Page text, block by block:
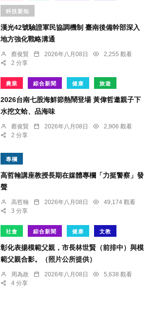
科技新知
漢光42號驗證軍民協調機制 臺南後備幹部深入
地方強化戰略溝通
蔡俊賢 2026年八月08日
2,255 觀看
2 分享
農業 綜合新聞 健康 旅遊
2026台南七股海鮮節熱鬧登場 黃偉哲邀親子下
水挖文蛤、品海味
蔡俊賢 2026年八月08日
2,906 觀看
2 分享
專欄
高哲翰講座教授長期在媒體專欄「力挺警察」發
聲
高哲翰 2026年八月08日
49,174 觀看
3 分享
社會 綜合新聞 健康 文教
彰化表揚模範父親，市長林世賢（前排中）與模
範父親合影。（照片公所提供）
周為政 2026年八月08日
5,638 觀看
4 分享